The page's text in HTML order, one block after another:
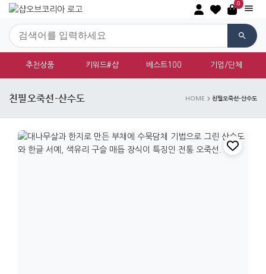
0
추천상품 키워드#샵 베스트100 기업/단체
친필오죽선-산수도 HOME 친필오죽선-산수도